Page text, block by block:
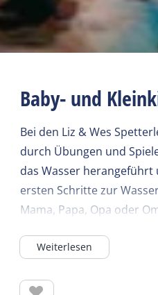
Baby- und
Bei den Liz & Wes
durch Übungen und
das Wasser
ersten Schritte zur
Mama, Papa, Opa oder
für jedes Kind eine
Weiterlesen